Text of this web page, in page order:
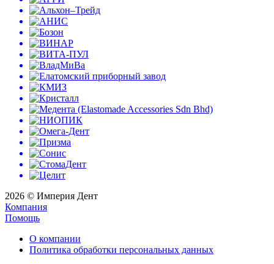
2026 © Империя Дент
Компания
Помощь
О компании
Политика обработки персональных данных